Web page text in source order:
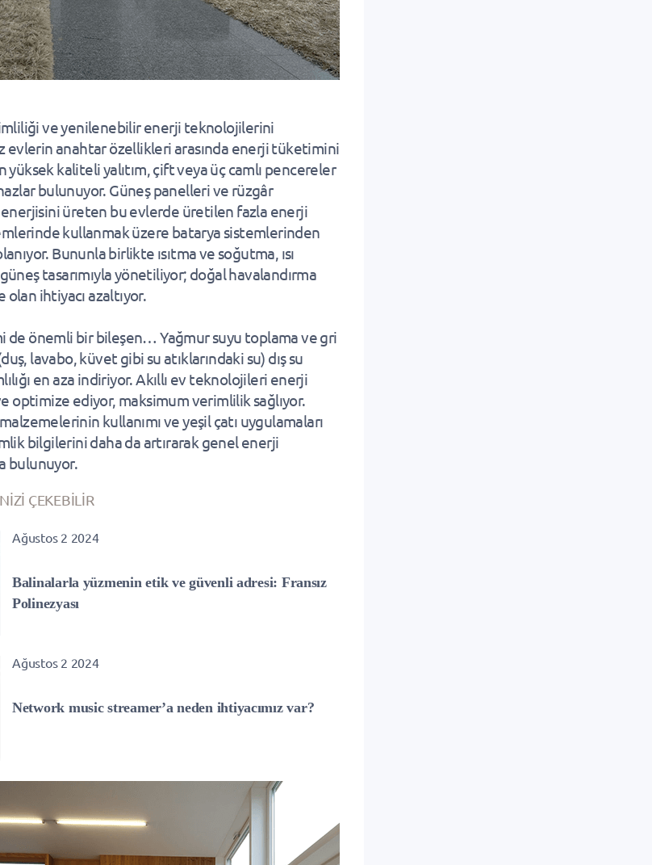
ve yenilenebilir enerji teknolojilerini
evlerin anahtar özellikleri arasında enerji tüketimini
yüksek kaliteli yalıtım, çift veya üç camlı pencereler
bulunuyor. Güneş panelleri ve rüzgâr
üreten bu evlerde üretilen fazla enerji
kullanmak üzere batarya sistemlerinden
Bununla birlikte ısıtma ve soğutma, ısı
tasarımıyla yönetiliyor; doğal havalandırma
ihtiyacı azaltıyor.
de önemli bir bileşen… Yağmur suyu toplama ve gri
lavabo, küvet gibi su atıklarındaki su) dış su
en aza indiriyor. Akıllı ev teknolojileri enerji
optimize ediyor, maksimum verimlilik sağlıyor.
kullanımı ve yeşil çatı uygulamaları
bilgilerini daha da artırarak genel enerji
bulunuyor.
ÇEKEBİLİR
Ağustos 2 2024
Balinalarla yüzmenin etik ve güvenli adresi: Fransız
Polinezyası
Ağustos 2 2024
Network music streamer’a neden ihtiyacımız var?